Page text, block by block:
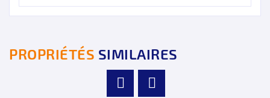
PROPRIÉTÉS SIMILAIRES